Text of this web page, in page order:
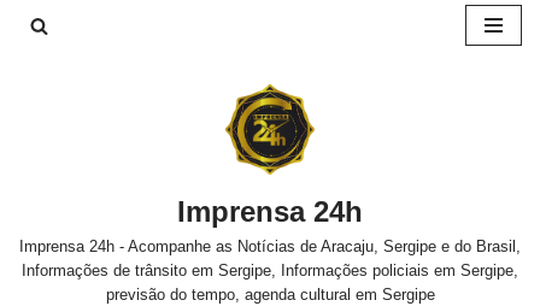
Imprensa 24h
Imprensa 24h - Acompanhe as Notícias de Aracaju, Sergipe e do Brasil,
Informações de trânsito em Sergipe, Informações policiais em Sergipe,
previsão do tempo, agenda cultural em Sergipe